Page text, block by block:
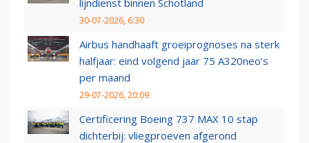
30-07-2026, 6:30
Airbus handhaaft groeiprognoses na sterk
halfjaar: eind volgend jaar 75 A320neo’s
per maand
29-07-2026, 20:09
Certificering Boeing 737 MAX 10 stap
dichterbij: vliegproeven afgerond